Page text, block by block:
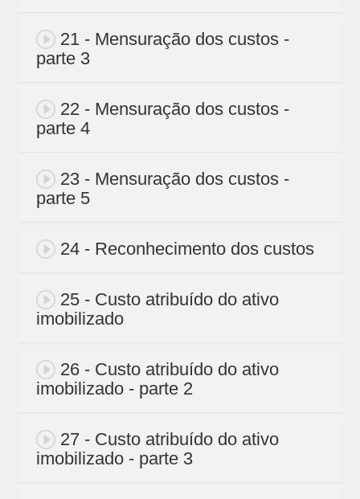
21 - Mensuração dos custos -
parte 3
22 - Mensuração dos custos -
parte 4
23 - Mensuração dos custos -
parte 5
24 - Reconhecimento dos custos
25 - Custo atribuído do ativo
imobilizado
26 - Custo atribuído do ativo
imobilizado - parte 2
27 - Custo atribuído do ativo
imobilizado - parte 3